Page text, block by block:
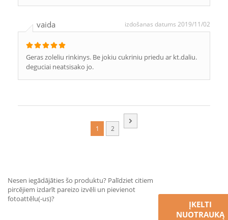
vaida izdošanas datums 2019/11/02
Geras zoleliu rinkinys. Be jokiu cukriniu priedu ar kt.daliu.
deguciai neatsisako jo.
1 2
Nesen iegādājāties šo produktu? Palīdziet citiem
pircējiem izdarīt pareizo izvēli un pievienot
fotoattēlu(-us)?
ĮKELTI
NUOTRAUKĄ